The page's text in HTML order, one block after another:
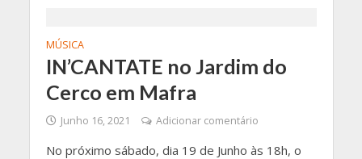
MÚSICA
IN’CANTATE no Jardim do
Cerco em Mafra
Junho 16, 2021 Adicionar comentário
No próximo sábado, dia 19 de Junho às 18h, o